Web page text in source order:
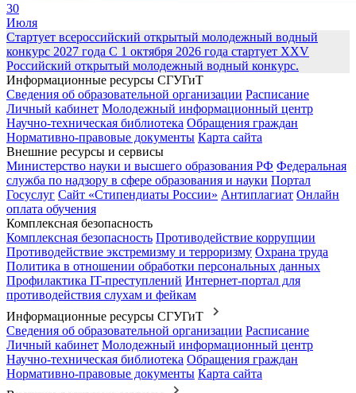
30
Июля
Стартует всероссийский открытый молодежный водный
конкурс 2027 года С 1 октября 2026 года стартует XXV
Российский открытый молодежный водный конкурс.
Информационные ресурсы СГУГиТ
Сведения об образовательной организации Расписание
Личный кабинет Молодежный информационный центр
Научно-техническая библиотека Обращения граждан
Нормативно-правовые документы Карта сайта
Внешние ресурсы и сервисы
Министерство науки и высшего образования РФ Федеральная
служба по надзору в сфере образования и науки Портал
Госуслуг Сайт «Стипендиаты России» Антиплагиат Онлайн
оплата обучения
Комплексная безопасность
Комплексная безопасность Противодействие коррупции
Противодействие экстремизму и терроризму Охрана труда
Политика в отношении обработки персональных данных
Профилактика IT-преступлений Интернет-портал для
противодействия слухам и фейкам
Информационные ресурсы СГУГиТ
Сведения об образовательной организации Расписание
Личный кабинет Молодежный информационный центр
Научно-техническая библиотека Обращения граждан
Нормативно-правовые документы Карта сайта